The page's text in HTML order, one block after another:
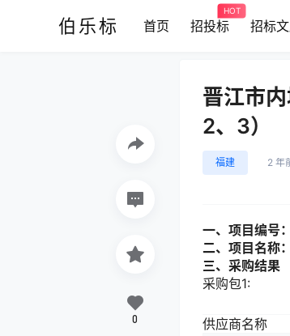
伯乐标 首页 招投标
HOT
招标
晋江市
2、3）
福建 2 年
一、项目编
二、项目名称
三、采购结果
采购包1:
供应商名称
0